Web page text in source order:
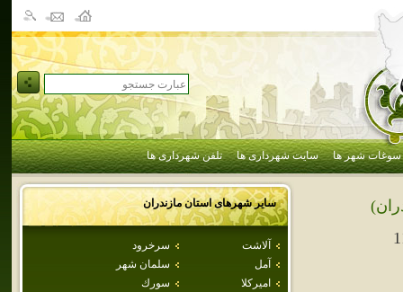
سوغات شهر ها سایت شهرداری ها تلفن شهرداری ها
سایر شهرهای استانمازندران
آلاشت
سرخرود
آمل
سلمان شهر
اميركلا
سورك